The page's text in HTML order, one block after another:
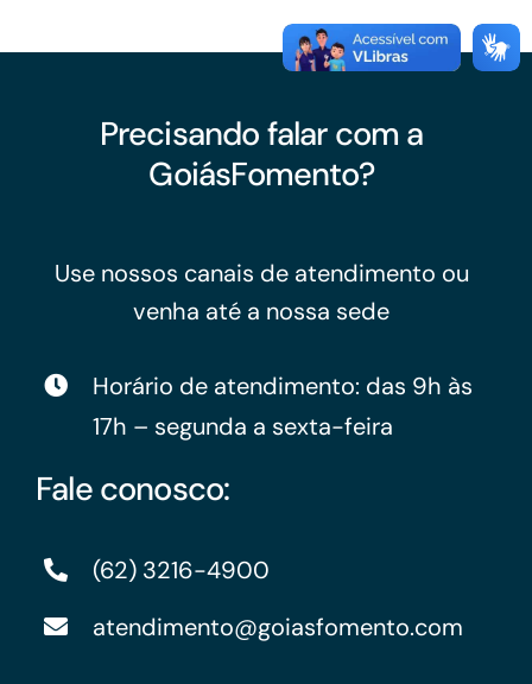
Precisando falar com a
GoiásFomento?
Use nossos canais de atendimento ou
venha até a nossa sede
Horário de atendimento: das 9h às
17h – segunda a sexta-feira
Fale conosco:
(62) 3216-4900
atendimento@goiasfomento.com